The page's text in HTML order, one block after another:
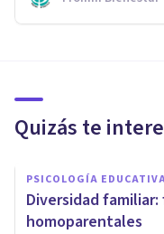
Quizás te
PSICOLOGÍA
Diversidad
homoparentales